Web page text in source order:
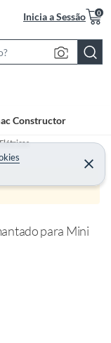
Inicia a Sessão 0
Constructor
para Mini